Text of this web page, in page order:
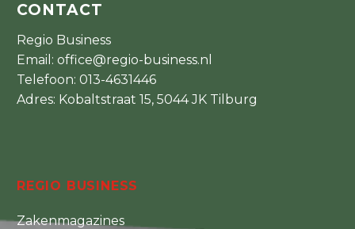
CONTACT
Regio Business
Email: office@regio-business.nl
Telefoon: 013-4631446
Adres: Kobaltstraat 15, 5044 JK Tilburg
REGIO BUSINESS
Zakenmagazines